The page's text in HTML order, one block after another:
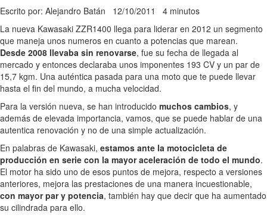
Escrito por: Alejandro Batán 12/10/2011 4 minutos
La nueva Kawasaki ZZR1400 llega para liderar en 2012 un segmento
que maneja unos numeros en cuanto a potencias que marean.
Desde 2008 llevaba sin renovarse, fue su fecha de llegada al
mercado y entonces declaraba unos imponentes 193 CV y un par de
15,7 kgm. Una auténtica pasada para una moto que te puede llevar
hasta el fin del mundo, a mucha velocidad.
Para la versión nueva, se han introducido muchos cambios, y
además de elevada importancia, vamos, que se puede hablar de una
autentica renovación y no de una simple actualización.
En palabras de Kawasaki, estamos ante la motocicleta de
producción en serie con la mayor aceleración de todo el mundo.
El motor ha sido uno de esos puntos de mejora, respecto a versiones
anteriores, mejora las prestaciones de una manera incuestionable,
con mayor par y potencia, también hay que decir que ha aumentado
su cilindrada para ello.